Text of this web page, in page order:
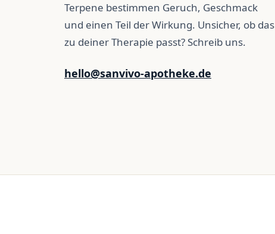
Terpene bestimmen Geruch, Geschmack
und einen Teil der Wirkung. Unsicher, ob das
zu deiner Therapie passt? Schreib uns.
hello@sanvivo-apotheke.de